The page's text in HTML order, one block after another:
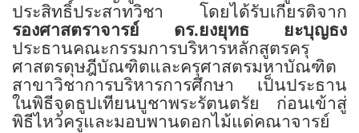
ประสิทธิ์ประสาทวิชา โดยได้รับเกียรติจาก
รองศาสตราจารย์ ดร.ยงยุทธ ยะบุญธง
ประธานคณะกรรมการบริหารหลักสูตรครุ
ศาสตรดุษฎีบัณฑิตและครุศาสตรมหาบัณฑิต
สาขาวิชาการบริหารการศึกษา เป็นประธาน
ในพิธีจุดธูปเทียนบูชาพระรัตนตรัย ก่อนเข้าสู่
พิธีไหว้ครูและมอบพานดอกไม้แด่คณาจารย์